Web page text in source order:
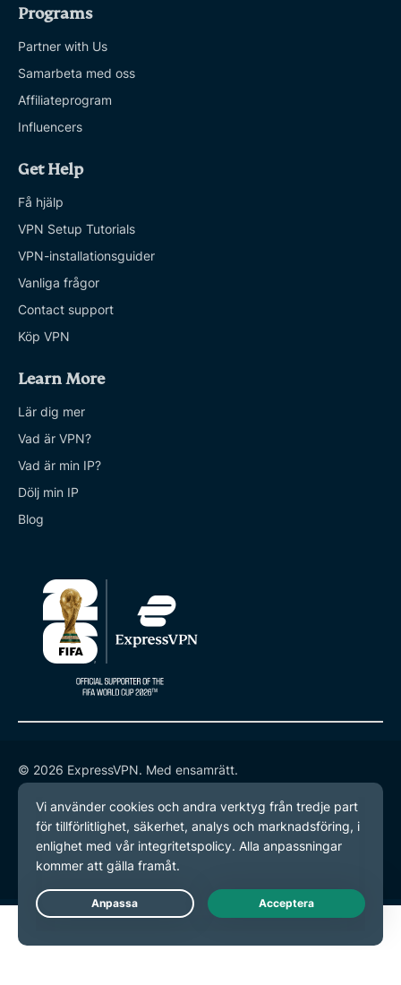
Programs
Partner with Us
Samarbeta med oss
Affiliateprogram
Influencers
Get Help
Få hjälp
VPN Setup Tutorials
VPN-installationsguider
Vanliga frågor
Contact support
Köp VPN
Learn More
Lär dig mer
Vad är VPN?
Vad är min IP?
Dölj min IP
Blog
© 2026 ExpressVPN. Med ensamrätt.
Integritetspolicy
Användarvillkor
Inställningar för cookies
Live Chat